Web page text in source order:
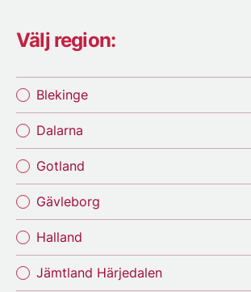
Välj region:
Blekinge
Dalarna
Gotland
Gävleborg
Halland
Jämtland Härjedalen